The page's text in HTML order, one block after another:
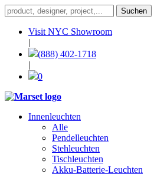
Visit NYC Showroom
|
(888) 402-1718
|
0
Innenleuchten
Alle
Pendelleuchten
Stehleuchten
Tischleuchten
Akku-Batterie-Leuchten